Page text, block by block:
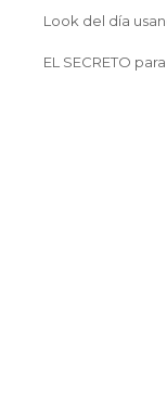
Look del día
EL SECRETO